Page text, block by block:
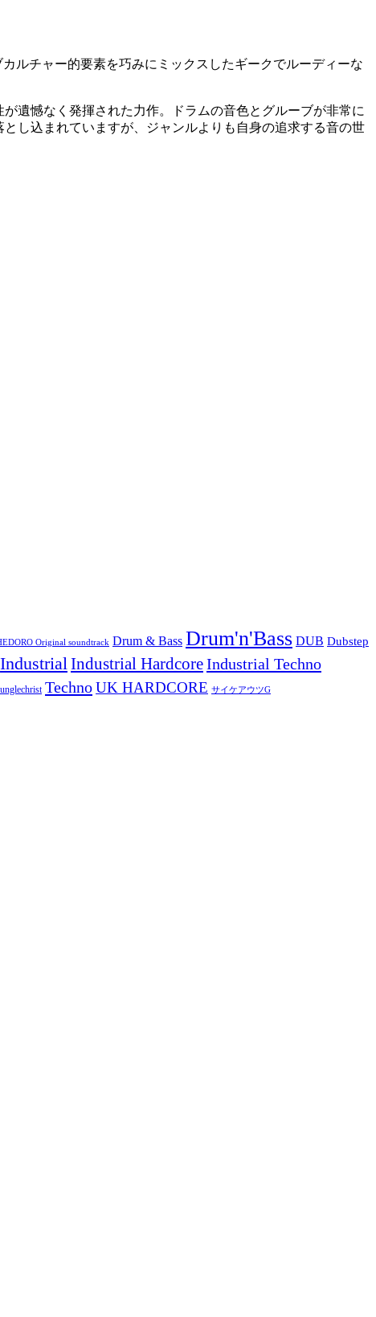
ルチャー的要素を巧みにミックスしたギークでルーディーな
遺憾なく発揮された力作。ドラムの音色とグルーブが非常に
し込まれていますが、ジャンルよりも自身の追求する音の世
Original soundtrack Drum & Bass Drum'n'Bass DUB Dubstep
IndustrialIndustrial HardcoreIndustrial Techno
TechnoUK HARDCORE サイケアウツG